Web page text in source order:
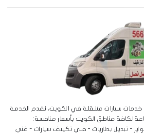
سيارات متنقلة في الكويت، نقدم الخدمة
- تبديل بطاريات - فني تكييف سيارات - فني